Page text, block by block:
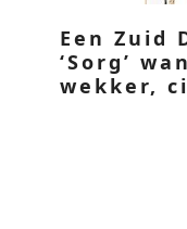
Een Zuid
‘Sorg’
wekker,